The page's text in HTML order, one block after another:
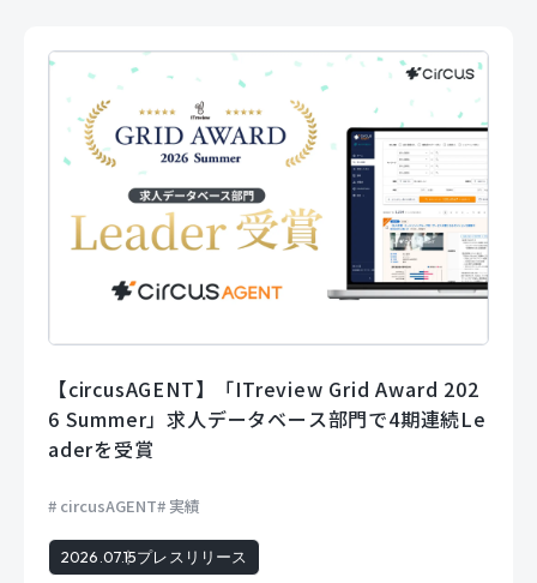
【circusAGENT】「ITreview Grid Award 202
6 Summer」求人データベース部門で4期連続Le
aderを受賞
circusAGENT 実績
2026.07.15プレスリリース